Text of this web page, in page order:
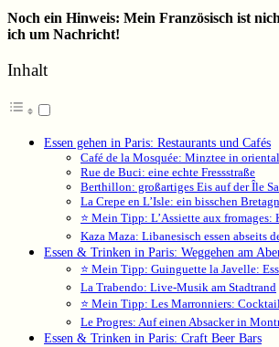
Noch ein Hinweis: Mein Französisch ist
ich um Nachricht!
Inhalt
Essen gehen in Paris: Restaurants und Cafés
Café de la Mosquée: Minztee in
Rue de Buci: eine echte Fressstraße
Berthillon: großartiges Eis auf der Île
La Crepe en L’Isle: ein bisschen
⭐ Mein Tipp: L’Assiette aux fromages:
Kaza Maza: Libanesisch essen abseits
Essen & Trinken in Paris: Weggehen am
⭐ Mein Tipp: Guinguette la Javelle:
La Trabendo: Live-Musik am Stadtrand
⭐ Mein Tipp: Les Marronniers:
Le Progres: Auf einen Absacker in
Essen & Trinken in Paris: Craft Beer Bars